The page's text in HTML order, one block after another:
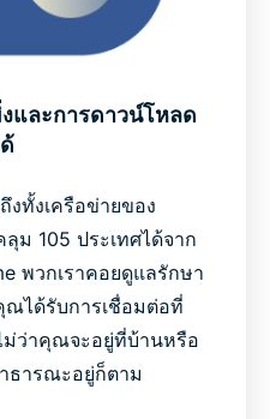
และการดาวน์โหลด
งทั้งเครือข่ายของ
ม 105 ประเทศได้จาก
พวกเราคอยดูแลรักษา
ณได้รับการเชื่อมต่อที่
ม่ว่าคุณจะอยู่ที่บ้านหรือ
ธารณะอยู่ก็ตาม